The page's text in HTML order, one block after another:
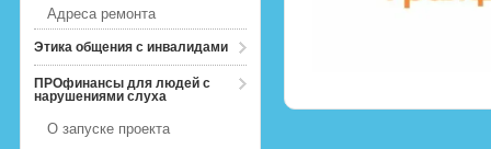
Адреса ремонта
Этика общения с инвалидами
ПРОфинансы для людей с
нарушениями слуха
О запуске проекта